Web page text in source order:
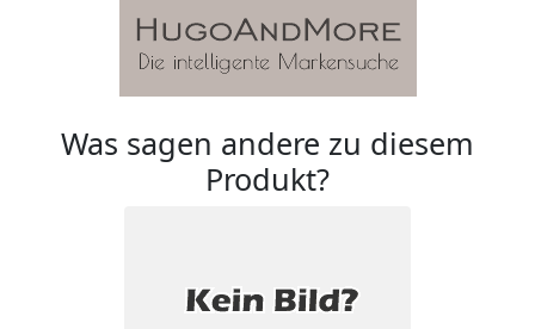
Was sagen andere zu diesem
Produkt?